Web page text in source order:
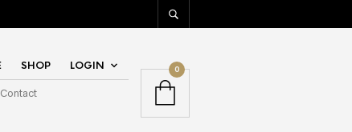
SHOP LOGIN
Contact
0